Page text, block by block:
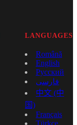
LANGUAGES
Română
English
Русский
فارسی
中文 (中
国)
Français
Türkçe